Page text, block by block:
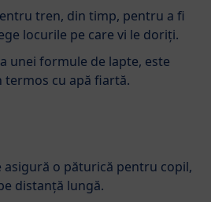
tren, din timp, pentru a fi
locurile pe care vi le doriți.
unei formule de lapte, este
termos cu apă fiartă.
asigură o păturică pentru copil,
distanță lungă.